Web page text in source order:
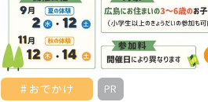
おでかけ PR